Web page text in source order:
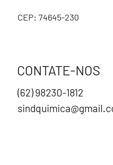
CEP: 74645-230
CONTATE-NOS
(62) 98230-1812